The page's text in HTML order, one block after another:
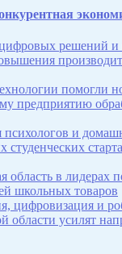
решений и
помогли
предприятию
психологов и
студенческих
область в лидерах
школьных товаров
цифровизация и
области усилят